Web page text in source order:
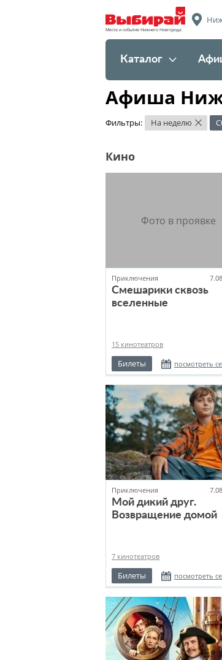
Места и события Нижнего Новгорода
Каталог
Афиша
Фильтры:
На неделю ×
Кино
Приключения
Смешарики сквозь
вселенные
15 кинотеатров
Билеты посмотреть
Приключения
Мой дикий друг.
Возвращение домой
7 кинотеатров
Билеты посмотреть